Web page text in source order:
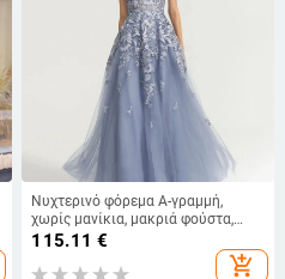
Νυχτερινό φόρεμα Α-γραμμή,
χωρίς μανίκια, μακριά φούστα,
ψηλή μέση, πολυεστέρας 70–80%
115.11 €
add_shopping_cart